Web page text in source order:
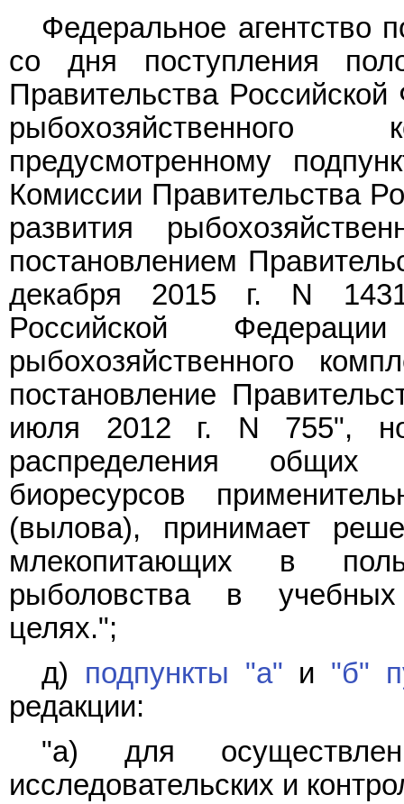
Федеральное агентство
со дня поступления
Правительства
предусмотренному
Комиссии Правительства
развития
постановлением
декабря 2015 г. N
Российской
рыбохозяйственного
постановление
июля 2012 г. N 755",
распределения
биоресурсов
(вылова), принимает
млекопитающих в
рыболовства в учебных
целях.";
д) подпункты "а" и "б"
редакции:
"а) для
исследовательских и